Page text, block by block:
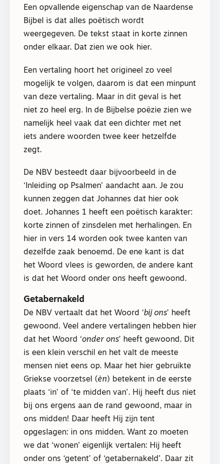
Een opvallende eigenschap van de Naardense
Bijbel is dat alles poëtisch wordt
weergegeven. De tekst staat in korte zinnen
onder elkaar. Dat zien we ook hier.
Een vertaling hoort het origineel zo veel
mogelijk te volgen, daarom is dat een minpunt
van deze vertaling. Maar in dit geval is het
niet zo heel erg. In de Bijbelse poëzie zien we
namelijk heel vaak dat een dichter met net
iets andere woorden twee keer hetzelfde
zegt.
De NBV besteedt daar bijvoorbeeld in de
‘Inleiding op Psalmen’ aandacht aan. Je zou
kunnen zeggen dat Johannes dat hier ook
doet. Johannes 1 heeft een poëtisch karakter:
korte zinnen of zinsdelen met herhalingen. En
hier in vers 14 worden ook twee kanten van
dezelfde zaak benoemd. De ene kant is dat
het Woord vlees is geworden, de andere kant
is dat het Woord onder ons heeft gewoond.
Getabernakeld
De NBV vertaalt dat het Woord ‘bij ons’ heeft
gewoond. Veel andere vertalingen hebben hier
dat het Woord ‘onder ons’ heeft gewoond. Dit
is een klein verschil en het valt de meeste
mensen niet eens op. Maar het hier gebruikte
Griekse voorzetsel (èn) betekent in de eerste
plaats ‘in’ of ‘te midden van’. Hij heeft dus niet
bij ons ergens aan de rand gewoond, maar in
ons midden! Daar heeft Hij zijn tent
opgeslagen: in ons midden. Want zo moeten
we dat ‘wonen’ eigenlijk vertalen: Hij heeft
onder ons ‘getent’ of ‘getabernakeld’. Daar zit